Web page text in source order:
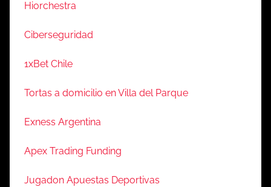
Hiorchestra
Ciberseguridad
1xBet Chile
Tortas a domicilio en Villa del Parque
Exness Argentina
Apex Trading Funding
Jugadon Apuestas Deportivas